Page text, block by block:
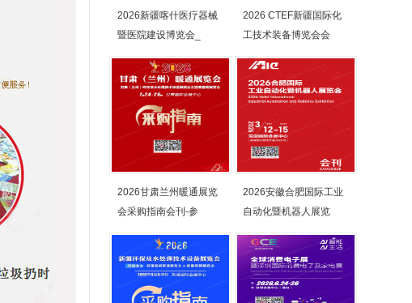
2026新疆喀什医疗器械
暨医院建设博览会_
2026 CTEF新疆国际化
工技术装备博览会会
2026甘肃兰州暖通展览
会采购指南会刊-参
2026安徽合肥国际工业
自动化暨机器人展览